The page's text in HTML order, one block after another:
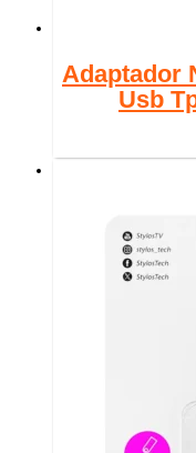
Adaptador
Usb